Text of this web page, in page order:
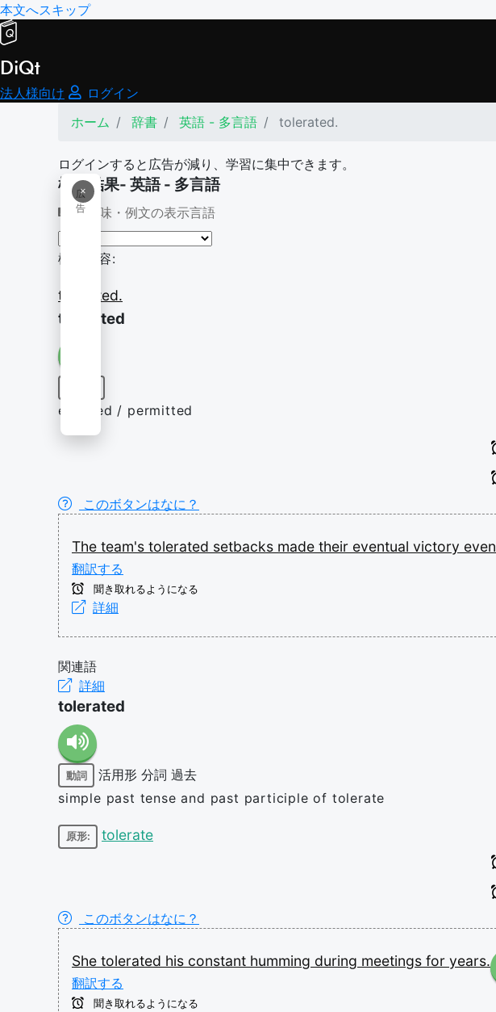
本文へスキップ
DiQt
法人様向け
ログイン
ホーム
辞書 英語 - 多言語 tolerated.
ログインすると広告が減り、学習に集中できます。
×
広
告
検索結果- 英語 - 多言語
意味・例文の表示言語
検索内容:
tolerated.
tolerated
endured / permitted
このボタンはなに？
The team's tolerated setbacks made their eventual victory even
翻訳する
聞き取れるようになる
詳細
関連語
詳細
tolerated
動詞 活用形 分詞 過去
simple past tense and past participle of tolerate
原形: tolerate
このボタンはなに？
She tolerated his constant humming during meetings for years.
翻訳する
聞き取れるようになる